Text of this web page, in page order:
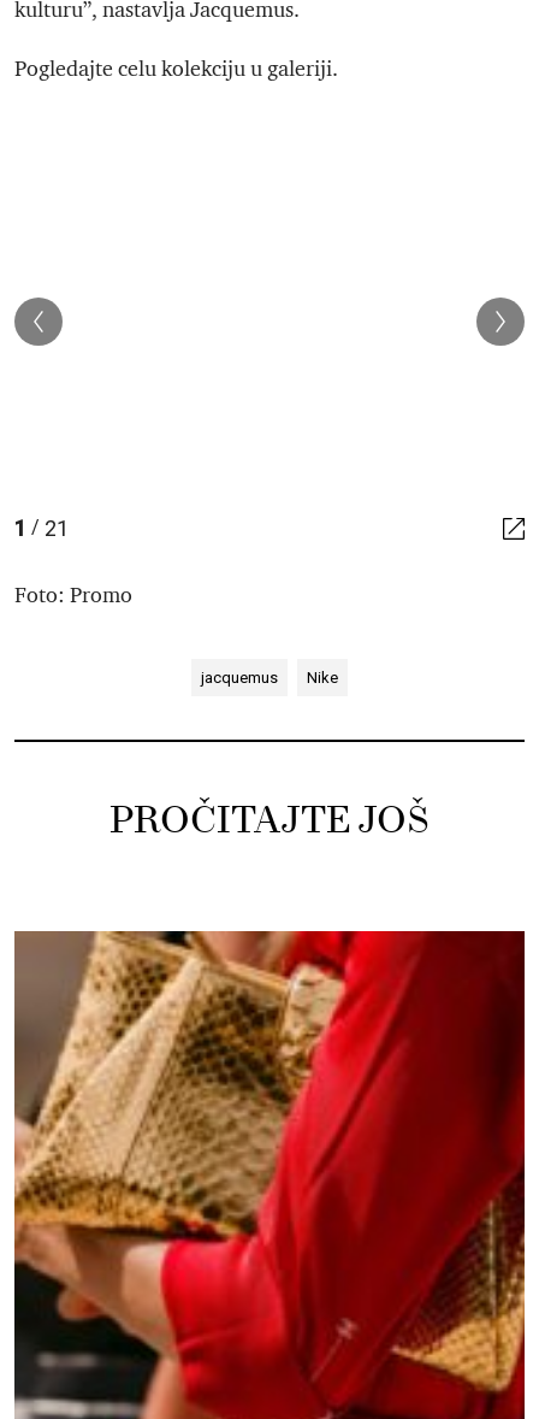
kulturu”, nastavlja Jacquemus.
Pogledajte celu kolekciju u galeriji.
1 / 21
Foto: Promo
jacquemus Nike
PROČITAJTE JOŠ